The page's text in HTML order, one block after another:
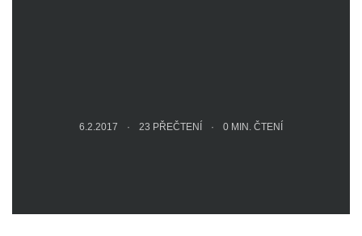
6.2.2017 23 PŘEČTENÍ 0 MIN. ČTENÍ